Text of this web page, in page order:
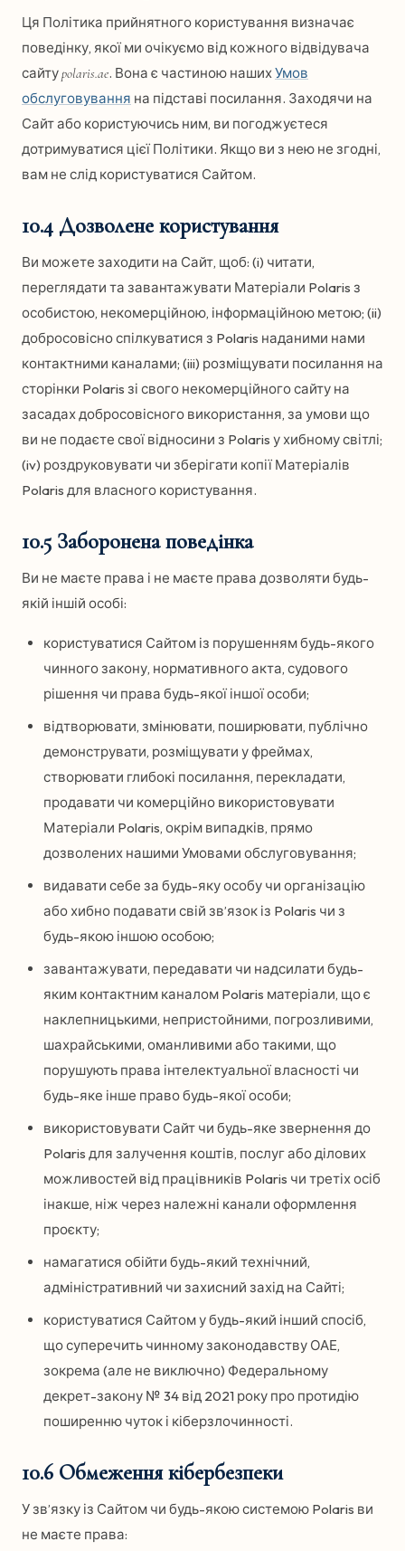
Ця Політика прийнятного користування визначає
поведінку, якої ми очікуємо від кожного відвідувача
сайтуpolaris.ae. Вона є частиною нашихУмов
обслуговування на підставі посилання. Заходячи на
Сайт або користуючись ним, ви погоджуєтеся
дотримуватися цієї Політики. Якщо ви з нею не згодні,
вам не слід користуватися Сайтом.
10.4 Дозволене користування
Ви можете заходити на Сайт, щоб: (i) читати,
переглядати та завантажувати Матеріали Polaris з
особистою, некомерційною, інформаційною метою; (ii)
добросовісно спілкуватися з Polaris наданими нами
контактними каналами; (iii) розміщувати посилання на
сторінки Polaris зі свого некомерційного сайту на
засадах добросовісного використання, за умови що
ви не подаєте свої відносини з Polaris у хибному світлі;
(iv) роздруковувати чи зберігати копії Матеріалів
Polaris для власного користування.
10.5 Заборонена поведінка
Ви не маєте права і не маєте права дозволяти будь-
якій іншій особі:
користуватися Сайтом із порушенням будь-якого
чинного закону, нормативного акта, судового
рішення чи права будь-якої іншої особи;
відтворювати, змінювати, поширювати, публічно
демонструвати, розміщувати у фреймах,
створювати глибокі посилання, перекладати,
продавати чи комерційно використовувати
Матеріали Polaris, окрім випадків, прямо
дозволених нашими Умовами обслуговування;
видавати себе за будь-яку особу чи організацію
або хибно подавати свій зв’язок із Polaris чи з
будь-якою іншою особою;
завантажувати, передавати чи надсилати будь-
яким контактним каналом Polaris матеріали, що є
наклепницькими, непристойними, погрозливими,
шахрайськими, оманливими або такими, що
порушують права інтелектуальної власності чи
будь-яке інше право будь-якої особи;
використовувати Сайт чи будь-яке звернення до
Polaris для залучення коштів, послуг або ділових
можливостей від працівників Polaris чи третіх осіб
інакше, ніж через належні канали оформлення
проєкту;
намагатися обійти будь-який технічний,
адміністративний чи захисний захід на Сайті;
користуватися Сайтом у будь-який інший спосіб,
що суперечить чинному законодавству ОАЕ,
зокрема (але не виключно) Федеральному
декрет-закону № 34 від 2021 року про протидію
поширенню чуток і кіберзлочинності.
10.6 Обмеження кібербезпеки
У зв’язку із Сайтом чи будь-якою системою Polaris ви
не маєте права: